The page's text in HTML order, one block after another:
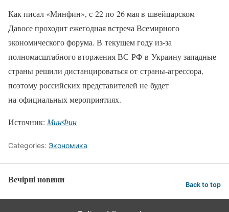
Как писал «Минфин», с 22 по 26 мая в швейцарском
Давосе проходит ежегодная встреча Всемирного
экономического форума. В текущем году из-за
полномасштабного вторжения ВС РФ в Украину западные
страны решили дистанцироваться от страны-агрессора,
поэтому российских представителей не будет
на официальных мероприятиях.
Источник: МинФин
Categories: Экономика
Вечірні новини Back to top